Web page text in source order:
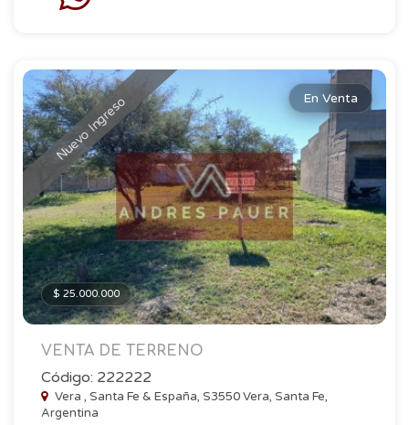
Nuevo Ingreso En Venta
$ 25.000.000
VENTA DE TERRENO
Código: 222222
Vera , Santa Fe & España, S3550 Vera, Santa Fe,
Argentina